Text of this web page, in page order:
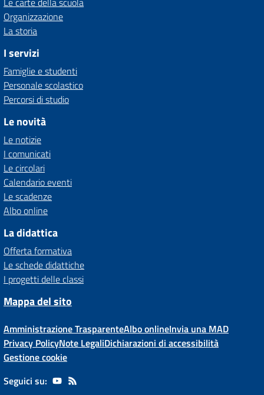
Organizzazione
La storia
I servizi
Famiglie e studenti
Personale scolastico
Percorsi di studio
Le novità
Le notizie
I comunicati
Le circolari
Calendario eventi
Le scadenze
Albo online
La didattica
Offerta formativa
Le schede didattiche
I progetti delle classi
Mappa del sito
Amministrazione TrasparenteAlbo onlineInvia una MAD
Privacy PolicyNote LegaliDichiarazioni di accessibilità
Gestione cookie
Seguici su: